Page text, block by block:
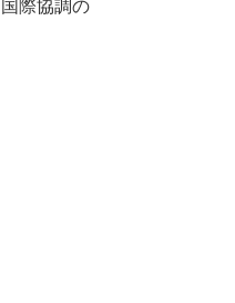
際協調の